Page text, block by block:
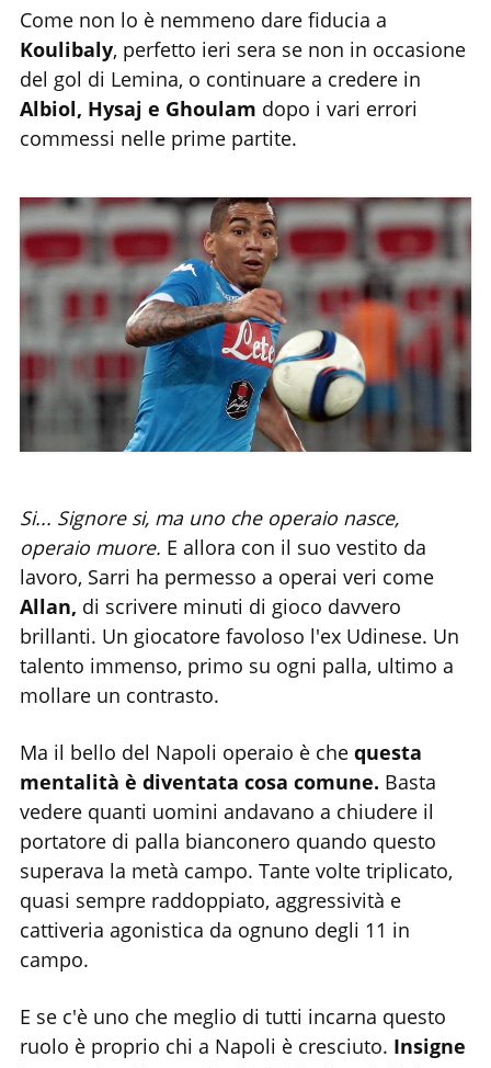
Come non lo è nemmeno dare fiducia a
Koulibaly, perfetto ieri sera se non in occasione
del gol di Lemina, o continuare a credere in
Albiol, Hysaj e Ghoulam dopo i vari errori
commessi nelle prime partite.
Si... Signore si, ma uno che operaio nasce,
operaio muore. E allora con il suo vestito da
lavoro, Sarri ha permesso a operai veri come
Allan, di scrivere minuti di gioco davvero
brillanti. Un giocatore favoloso l'ex Udinese. Un
talento immenso, primo su ogni palla, ultimo a
mollare un contrasto.
Ma il bello del Napoli operaio è che questa
mentalità è diventata cosa comune. Basta
vedere quanti uomini andavano a chiudere il
portatore di palla bianconero quando questo
superava la metà campo. Tante volte triplicato,
quasi sempre raddoppiato, aggressività e
cattiveria agonistica da ognuno degli 11 in
campo.
E se c'è uno che meglio di tutti incarna questo
ruolo è proprio chi a Napoli è cresciuto. Insigne